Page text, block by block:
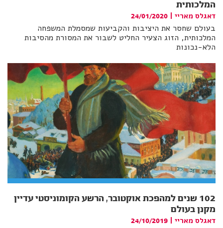
המלכותית
דאגלס מאריי
24/01/2020
בעולם שחסר את היציבות והקביעות שמסמלת המשפחה
המלכותית, הזוג הצעיר החליט לשבור את המסורת מהסיבות
הלא-נכונות
102 שנים למהפכת אוקטובר, הרשע הקומוניסטי עדיין
מקנן בעולם
דאגלס מאריי |
24/10/2019